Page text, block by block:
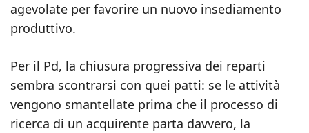
agevolate per favorire un nuovo insediamento
produttivo.
Per il Pd, la chiusura progressiva dei reparti
sembra scontrarsi con quei patti: se le attività
vengono smantellate prima che il processo di
ricerca di un acquirente parta davvero, la